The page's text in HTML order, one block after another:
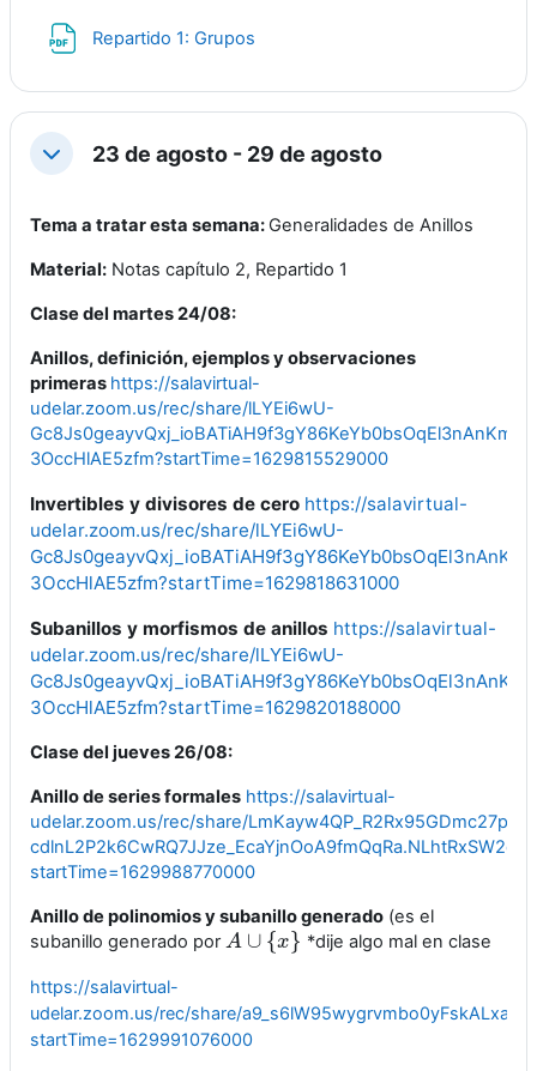
Repartido 1: Grupos
Colapsar23 de agosto - 29 de agosto
Tema a tratar esta semana: Generalidades de Anillos
Material: Notas capítulo 2, Repartido 1
Clase del martes 24/08:
Anillos, definición, ejemplos y observaciones
primeras https://salavirtual-
udelar.zoom.us/rec/share/lLYEi6wU-
3OccHlAE5zfm?startTime=1629815529000
Invertibles y divisores de cero https://salavirtual-
udelar.zoom.us/rec/share/lLYEi6wU-
3OccHlAE5zfm?startTime=1629818631000
Subanillos y morfismos de anillos https://salavirtual-
udelar.zoom.us/rec/share/lLYEi6wU-
3OccHlAE5zfm?startTime=1629820188000
Clase del jueves 26/08:
Anillo de series formales https://salavirtual-
udelar.zoom.us/rec/share/
startTime=1629988770000
Anillo de polinomios y subanillo generado (es el
subanillo generado porA ∪ {x}
A∪{x } *dije algo mal en clase
https://salavirtual-
udelar.zoom.us/rec/share/
startTime=1629991076000